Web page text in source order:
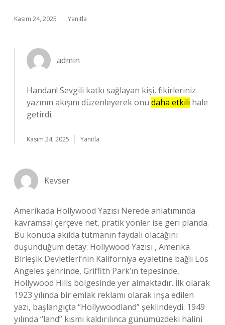
Kasım 24, 2025 Yanıtla
admin
Handan! Sevgili katkı sağlayan kişi, fikirleriniz
yazının akışını düzenleyerek onu daha etkili hale
getirdi.
Kasım 24, 2025 Yanıtla
Kevser
Amerikada Hollywood Yazısı Nerede anlatımında
kavramsal çerçeve net, pratik yönler ise geri planda.
Bu konuda akılda tutmanın faydalı olacağını
düşündüğüm detay: Hollywood Yazısı , Amerika
Birleşik Devletleri’nin Kaliforniya eyaletine bağlı Los
Angeles şehrinde, Griffith Park’ın tepesinde,
Hollywood Hills bölgesinde yer almaktadır. İlk olarak
1923 yılında bir emlak reklamı olarak inşa edilen
yazı, başlangıçta “Hollywoodland” şeklindeydi. 1949
yılında “land” kısmı kaldırılınca günümüzdeki halini